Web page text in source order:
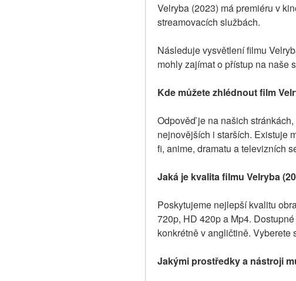
Velryba (2023) má premiéru v
streamovacích službách.
Následuje vysvětlení filmu
mohly zajímat o přístup na naše
Kde můžete zhlédnout film
Odpověď je na našich
nejnovějších i starších. Existuje
fi, anime, dramatu a televizních
Jaká je kvalita filmu Velryba
Poskytujeme nejlepší kvalitu
720p, HD 420p a Mp4.
konkrétně v angličtině. Vyberete
Jakými prostředky a nástroji